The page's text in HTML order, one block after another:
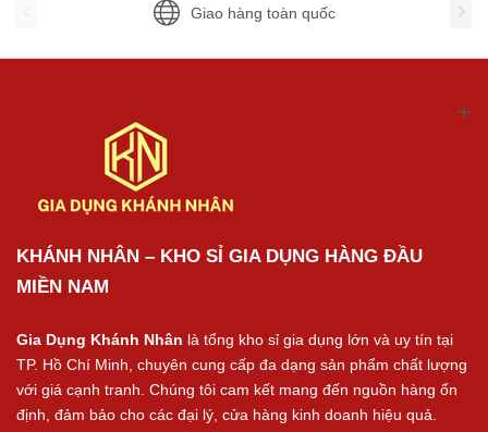
Giao hàng toàn quốc
KHÁNH NHÂN – KHO SỈ GIA DỤNG HÀNG ĐẦU
MIỀN NAM
Gia Dụng Khánh Nhân là tổng kho sỉ gia dụng lớn và uy tín tại
TP. Hồ Chí Minh, chuyên cung cấp đa dạng sản phẩm chất lượng
với giá cạnh tranh. Chúng tôi cam kết mang đến nguồn hàng ổn
định, đảm bảo cho các đại lý, cửa hàng kinh doanh hiệu quả.